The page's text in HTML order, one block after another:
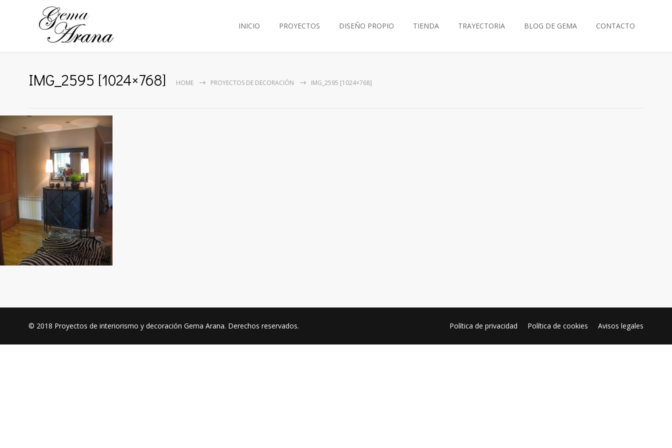
INICIO PROYECTOS DISEÑO PROPIO TIENDA TRAYECTORIA BLOG DE GEMA CONTACTO
IMG_2595 [1024×768] HOME PROYECTOS DE DECORACIÓN IMG_2595 [1024×768]
© 2018 Proyectos de interiorismo y decoración Gema Arana. Derechos reservados. Política de privacidad Política de cookies Avisos legales